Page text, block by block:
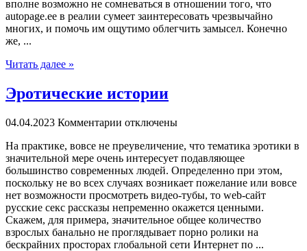
вполне возможно не сомневаться в отношении того, что
autopage.ee в реалии сумеет заинтересовать чрезвычайно
многих, и помочь им ощутимо облегчить замысел. Конечно
же, ...
Читать далее »
Эротические истории
04.04.2023 Комментарии отключены
Нa прaктикe, вовсе не преувеличение, что тематика эротики в
значительной мере очень интересует подавляющее
большинство современных людей. Определенно при этом,
поскольку не во всех случаях возникает пожелание или вовсе
нет возможности просмотреть видео-тубы, то web-сайт
русские секс рассказы непременно окажется ценными.
Скажем, для примера, значительное общее количество
взрослых банально не проглядывает порно ролики на
бескрайних просторах глобальной сети Интернет по ...